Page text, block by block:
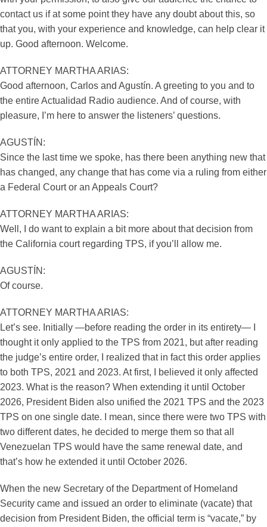
contact us if at some point they have any doubt about this, so
that you, with your experience and knowledge, can help clear it
up. Good afternoon. Welcome.
ATTORNEY MARTHA ARIAS:
Good afternoon, Carlos and Agustín. A greeting to you and to
the entire Actualidad Radio audience. And of course, with
pleasure, I’m here to answer the listeners’ questions.
AGUSTÍN:
Since the last time we spoke, has there been anything new that
has changed, any change that has come via a ruling from either
a Federal Court or an Appeals Court?
ATTORNEY MARTHA ARIAS:
Well, I do want to explain a bit more about that decision from
the California court regarding TPS, if you’ll allow me.
AGUSTÍN:
Of course.
ATTORNEY MARTHA ARIAS:
Let’s see. Initially —before reading the order in its entirety— I
thought it only applied to the TPS from 2021, but after reading
the judge’s entire order, I realized that in fact this order applies
to both TPS, 2021 and 2023. At first, I believed it only affected
2023. What is the reason? When extending it until October
2026, President Biden also unified the 2021 TPS and the 2023
TPS on one single date. I mean, since there were two TPS with
two different dates, he decided to merge them so that all
Venezuelan TPS would have the same renewal date, and
that’s how he extended it until October 2026.
When the new Secretary of the Department of Homeland
Security came and issued an order to eliminate (vacate) that
decision from President Biden, the official term is “vacate,” by